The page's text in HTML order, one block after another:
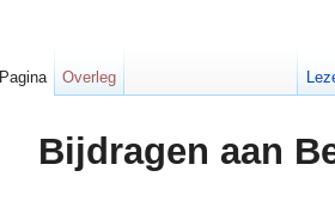
Bijdragen aan
Pagina Overleg